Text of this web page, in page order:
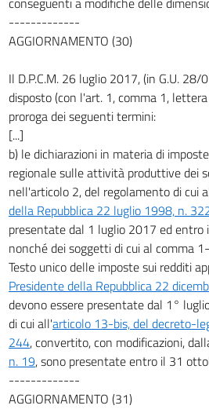
-------------
AGGIORNAMENTO (30)
Il D.P.C.M. 26 luglio 2017, (in G.U.
disposto (con l'art. 1, comma 1,
proroga dei seguenti termini:
[...]
b) le dichiarazioni in materia di
regionale sulle attività produttive dei
nell'articolo 2, del regolamento di cui
della Repubblica 22 luglio 1998, n.
presentate dal 1 luglio 2017 ed
nonché dei soggetti di cui al comma
Testo unico delle imposte sui redditi
Presidente della Repubblica 22
devono essere presentate dal 1°
di cui all'articolo 13-bis, del decreto-
244, convertito, con modificazioni,
n. 19, sono presentate entro il 31
-------------
AGGIORNAMENTO (31)